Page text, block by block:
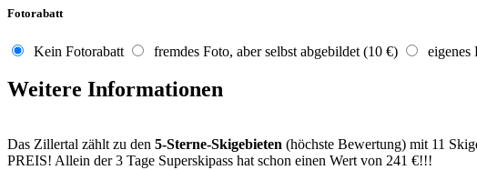
Fotorabatt
Kein Fotorabatt fremdes Foto, aber selbst abgebildet (10 €) eigenes
Weitere Informationen
Das Zillertal zählt zu den 5-Sterne-Skigebieten (höchste Bewertung) mit 11
PREIS! Allein der 3 Tage Superskipass hat schon einen Wert von 241 €!!!